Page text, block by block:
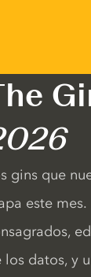
gins que
este
los datos, y